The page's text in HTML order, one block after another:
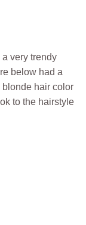
very trendy
below had a
blonde hair color
to the hairstyle